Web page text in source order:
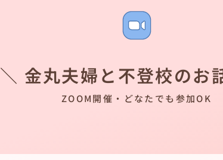
＼ 金丸夫婦と不登校のお
ZOOM開催・どなたでも参加OK